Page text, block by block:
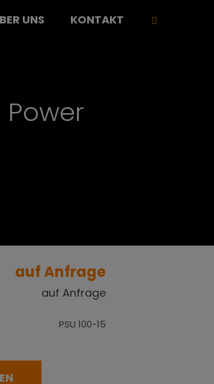
UNS KONTAKT
Power
auf Anfrage
auf Anfrage
PSU 100-15